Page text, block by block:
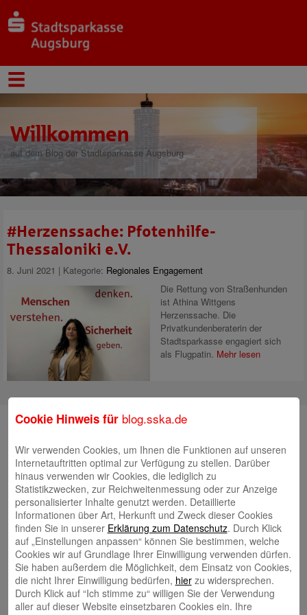
Willkommen
auf dem Blog der Stadtsparkasse Augsburg
#Herzenssache: Pfotenhilfe-
Thessaloniki e.V.
8. Juni 2021 | Kategorie: Regionales Engagement
Die Rettung von Straßenhunden
ist Athina Wittgens
Herzenssache. Die
Privatkundenberaterin der
Stadtsparkasse engagiert sich
als Flugpatin. Mehr lesen
Suche
Neueste Beiträge
Radlkonvoi des FFH feiert Einweihung des neuen
Campus Nord 5. August 2026
Willkommen bei Kinder im Mittelpunkt e.V. 24. Juli 2026
Tierische Erlebnisse, Bewegung und Begegnungen –
Zootag der Stadtsparkasse Augsburg begeistert rund
2.500 Besucherinnen und Besucher 22. Juli 2026
Cookie Hinweis für blog.sska.de
Wir verwenden Cookies, um Ihnen die Funktionen auf unseren
Internetauftritten optimal zur Verfügung zu stellen. Darüber
hinaus verwenden wir Cookies, die lediglich zu
Statistikzwecken, zur Reichweitenmessung oder zur Anzeige
personalisierter Inhalte genutzt werden. Detaillierte
Informationen über Art, Herkunft und Zweck dieser Cookies
finden Sie in unserer Erklärung zum Datenschutz. Durch Klick
auf „Einstellungen anpassen“ können Sie bestimmen, welche
Cookies wir auf Grundlage Ihrer Einwilligung verwenden dürfen.
Sie haben außerdem die Möglichkeit, dem Einsatz von Cookies,
die nicht Ihrer Einwilligung bedürfen, hierzu widersprechen.
Durch Klick auf “Ich stimme zu“ willigen Sie der Verwendung
aller auf dieser Website einsetzbaren Cookies ein. Ihre